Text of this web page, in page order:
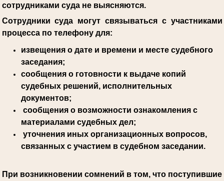
сотрудниками суда не выясняются.
Сотрудники суда могут связываться с участниками
процесса по телефону для:
извещения о дате и времени и месте судебного
заседания;
сообщения о готовности к выдаче копий
судебных решений, исполнительных
документов;
сообщения о возможности ознакомления с
материалами судебных дел;
уточнения иных организационных вопросов,
связанных с участием в судебном заседании.
При возникновении сомнений в том, что поступившие